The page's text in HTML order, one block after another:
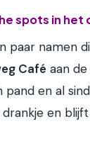
spots in het
paar namen
Café aan
pand en al
en